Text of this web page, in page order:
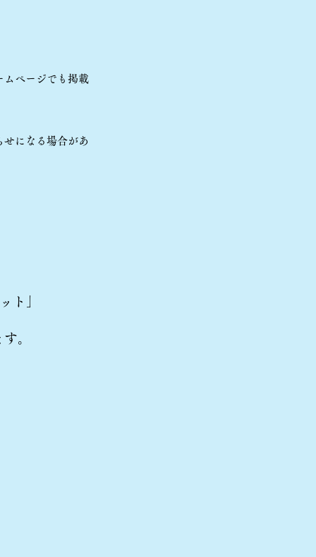
ムページでも掲載
になる場合があ
ト」
。